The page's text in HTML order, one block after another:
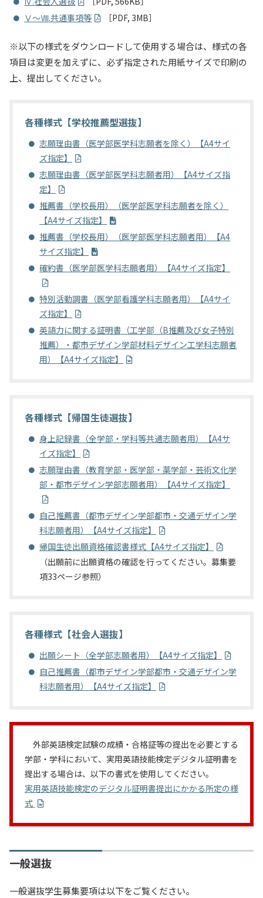
Ⅴ～Ⅷ.共通事項等
［PDF, 3MB］
※以下の様式をダウンロードして使用する場合は、様式の各
項目は変更を加えずに、必ず指定された用紙サイズで印刷の
上、提出してください。
各種様式【学校推薦型選抜】
志願理由書（医学部医学科志願者を除く）【A4サイ
ズ指定】
志願理由書（医学部医学科志願者用）【A4サイズ指
定】
推薦書（学校長用）（医学部医学科志願者を除く）
【A4サイズ指定】
推薦書（学校長用）（医学部医学科志願者用）【A4
サイズ指定】
確約書（医学部医学科志願者用）【A4サイズ指定】
特別活動調書（医学部看護学科志願者用）【A4サイ
ズ指定】
英語力に関する証明書（工学部（B推薦及び女子特別
推薦）・都市デザイン学部材料デザイン工学科志願者
用）【A4サイズ指定】
各種様式【帰国生徒選抜】
身上記録書（全学部・学科等共通志願者用）【A4サ
イズ指定】
志願理由書（教育学部・医学部・薬学部・芸術文化学
部・都市デザイン学部志願者用）【A4サイズ指定】
自己推薦書（都市デザイン学部都市・交通デザイン学
科志願者用）【A4サイズ指定】
帰国生徒出願資格確認書様式【A4サイズ指定】
（出願前に出願資格の確認を行ってください。募集要
項33ページ参照）
各種様式【社会人選抜】
出願シート（全学部志願者用）【A4サイズ指定】
自己推薦書（都市デザイン学部都市・交通デザイン学
科志願者用）【A4サイズ指定】
外部英語検定試験の成績・合格証等の提出を必要とする
学部・学科において、実用英語技能検定デジタル証明書を
提出する場合は、以下の書式を使用してください。
実用英語技能検定のデジタル証明書提出にかかる所定の様
式
一般選抜
一般選抜学生募集要項は以下をご覧ください。